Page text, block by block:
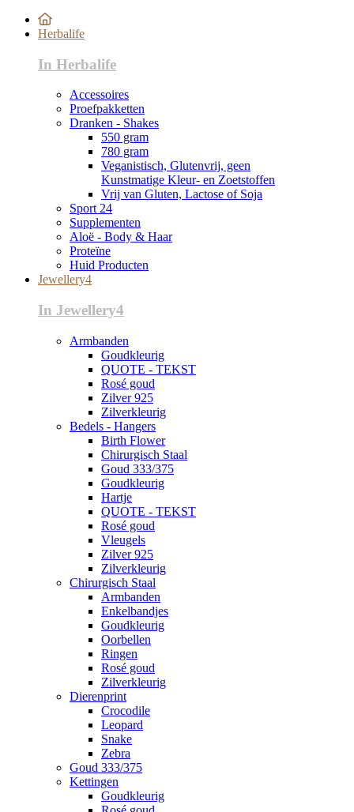
Herbalife
In Herbalife
Accessoires
Proefpakketten
Dranken - Shakes
550 gram
780 gram
Veganistisch, Glutenvrij, geen
Kunstmatige Kleur- en Zoetstoffen
Vrij van Gluten, Lactose of Soja
Sport 24
Supplementen
Aloë - Body & Haar
Proteïne
Huid Producten
Jewellery4
In Jewellery4
Armbanden
Goudkleurig
QUOTE - TEKST
Rosé goud
Zilver 925
Zilverkleurig
Bedels - Hangers
Birth Flower
Chirurgisch Staal
Goud 333/375
Goudkleurig
Hartje
QUOTE - TEKST
Rosé goud
Vleugels
Zilver 925
Zilverkleurig
Chirurgisch Staal
Armbanden
Enkelbandjes
Goudkleurig
Oorbellen
Ringen
Rosé goud
Zilverkleurig
Dierenprint
Crocodile
Leopard
Snake
Zebra
Goud 333/375
Kettingen
Goudkleurig